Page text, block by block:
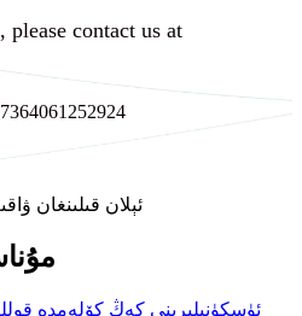
contact us at
ئېلان قىلىنغان ۋاقىت: 2025-يىلى 1-